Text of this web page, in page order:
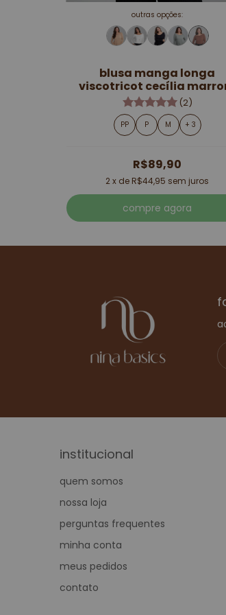
outras opções:
blusa manga longa
viscotricot cecília
(2)
PP P M + 3
R$89,90
2x de R$44,95 sem juros
compre agora
institucional
quem somos
nossa loja
perguntas frequentes
minha conta
meus pedidos
contato